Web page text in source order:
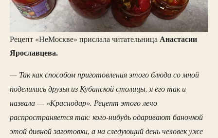
Рецепт «НеМоскве» прислала читательницаАнастасии
Ярославцева.
— Так как способом приготовления этого блюда со мной
поделились друзья из Кубанской столицы, я его так и
назвала — «Краснодар». Рецепт этого лечо
распространяется так: кого-нибудь одаривают баночкой
этой дивной заготовки, а на следующий день человек уже